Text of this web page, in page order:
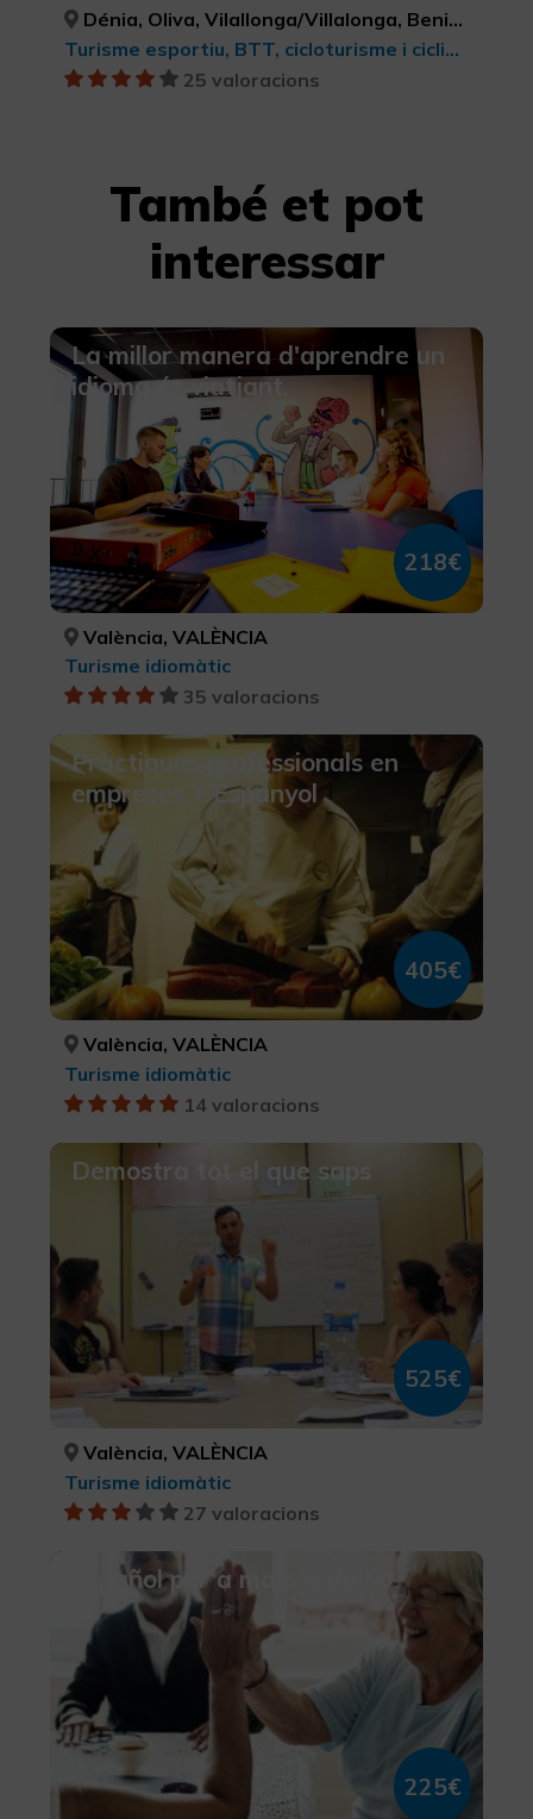
Dénia, Oliva, Vilallonga/Villalonga, Beniarrés, Gaianes, Muro de Alcoy, Bocairent, Ibi, Alcoi/Alcoy, Benasau, Confrides, El Castell de Guadalest, Altea, Senija, Gata de Gorgos, Xàbia/Jávea, ALACANT/ALICANTE, VALÈNCIA, VALÈNCIA, ALACANT/ALICANTE, ALACANT/ALICANTE, ALACANT/ALICANTE, VALÈNCIA, ALACANT/ALICANTE, ALACANT/ALICANTE, ALACANT/ALICANTE, ALACANT/ALICANTE, ALACANT/ALICANTE, ALACANT/ALICANTE, ALACANT/ALICANTE, ALACANT/ALICANTE, ALACANT/ALICANTE
Turisme esportiu, BTT, cicloturisme i ciclisme
25 valoracions
També et pot
interessar
La millor manera d'aprendre un
idioma és viatjant.
218€
València, VALÈNCIA
Turisme idiomàtic
35 valoracions
Pràctiques professionals en
empreses + Espanyol
405€
València, VALÈNCIA
Turisme idiomàtic
14 valoracions
Demostra tot el que saps
525€
València, VALÈNCIA
Turisme idiomàtic
27 valoracions
Español per a majors de 50
225€